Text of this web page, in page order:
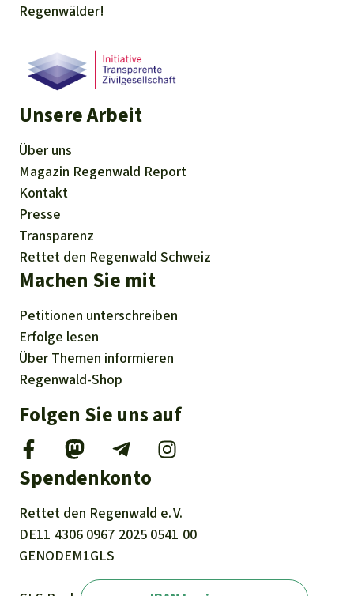
Regenwälder!
Unsere Arbeit
Über uns
Magazin Regenwald Report
Kontakt
Presse
Transparenz
Rettet den Regenwald Schweiz
Machen Sie mit
Petitionen unterschreiben
Erfolge lesen
Über Themen informieren
Regenwald-Shop
Folgen Sie uns auf
Spendenkonto
Rettet den Regenwald e. V.
DE11 4306 0967 2025 0541 00
GENODEM1GLS